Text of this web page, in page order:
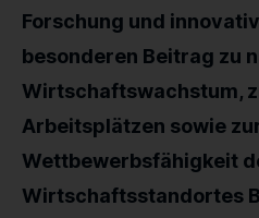
Forschung und
besonderen Beitrag zu
Wirtschaftswachstum,
Arbeitsplätzen sowie
Wettbewerbsfähigkeit
Wirtschaftsstandortes